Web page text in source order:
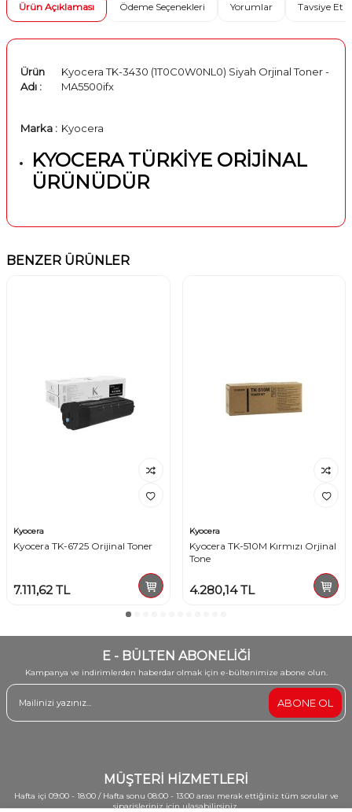
Ürün Açıklaması Ödeme Seçenekleri Yorumlar Tavsiye Et
Ürün
Adı :
Kyocera TK-3430 (1T0C0W0NL0) Siyah Orjinal Toner -
MA5500ifx
Marka : Kyocera
KYOCERA TÜRKİYE ORİJİNAL
ÜRÜNÜDÜR
BENZER ÜRÜNLER
Kyocera
Kyocera TK-6725 Orijinal Toner
7.111,62 TL
Kyocera
Kyocera TK-510M Kırmızı Orjinal
Tone
4.280,14TL
E - BÜLTEN ABONELİĞİ
Kampanya ve indirimlerden haberdar olmak için e-bültenimize abone olun.
ABONE OL
MÜŞTERİ HİZMETLERİ
Hafta içi 09:00 - 18:00 / Hafta sonu 08:00 - 13:00 arası merak ettiğiniz tüm sorular ve
siparişleriniz için ulaşabilirsiniz.